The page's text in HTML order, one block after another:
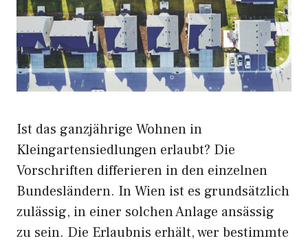
Ist das ganzjährige Wohnen in
Kleingartensiedlungen erlaubt? Die
Vorschriften differieren in den einzelnen
Bundesländern. In Wien ist es grundsätzlich
zulässig, in einer solchen Anlage ansässig
zu sein. Die Erlaubnis erhält, wer bestimmte